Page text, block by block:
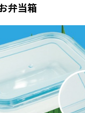
弁当箱